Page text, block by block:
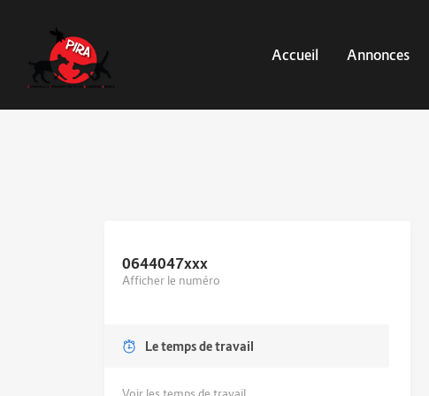
Accueil Annonces
0644047xxx
Afficher le numéro
Le temps de travail